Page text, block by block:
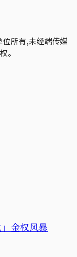
位所有,未经端传媒
。
金权风暴